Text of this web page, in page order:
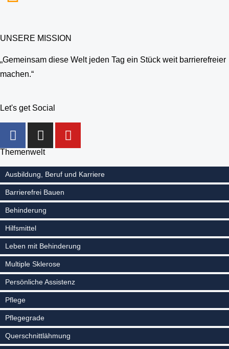
UNSERE MISSION
„Gemeinsam diese Welt jeden Tag ein Stück weit barrierefreier
machen.“
Let's get Social
Themenwelt
Ausbildung, Beruf und Karriere
Barrierefrei Bauen
Behinderung
Hilfsmittel
Leben mit Behinderung
Multiple Sklerose
Persönliche Assistenz
Pflege
Pflegegrade
Querschnittlähmung